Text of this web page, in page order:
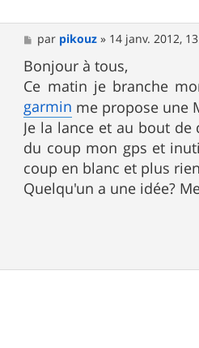
M
e
s
s
a
g
e
par pikouz » 14 janv. 2012,
Bonjour à tous,
Ce matin je branche
garmin me propose une
Je la lance et au bout
du coup mon gps et
coup en blanc et plus
Quelqu'un a une idée?